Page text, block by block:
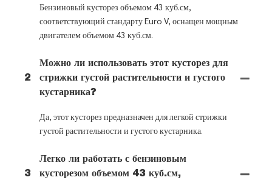
Бензиновый кусторез объемом 43 куб.см,
соответствующий стандарту Euro V, оснащен мощным
двигателем объемом 43 куб.см.
2
Можно ли использовать этот кусторез для
стрижки густой растительности и густого
кустарника?
Да, этот кусторез предназначен для легкой стрижки
густой растительности и густого кустарника.
3
Легко ли работать с бензиновым
кусторезом объемом 43 куб.см,